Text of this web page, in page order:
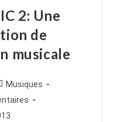
2: Une
de
musicale
Musiques